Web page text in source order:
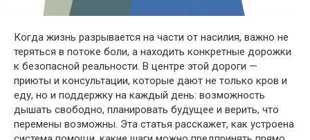
Когда жизнь разрывается на части от насилия, важно не
теряться в потоке боли, а находить конкретные дорожки
к безопасной реальности. В центре этой дороги —
приюты и консультации, которые дают не только кров и
еду, но и поддержку на каждый день: возможность
дышать свободно, планировать будущее и верить, что
перемены возможны. Эта статья расскажет, как устроена